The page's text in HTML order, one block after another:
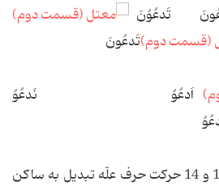
تَدعُوُنَ
تَدعُونَ
اَدعُوُ نَدعُوُ
در صیغه های 1، 4، 7، 13 و 14 حرکت حرف علّه تبدیل به ساکن